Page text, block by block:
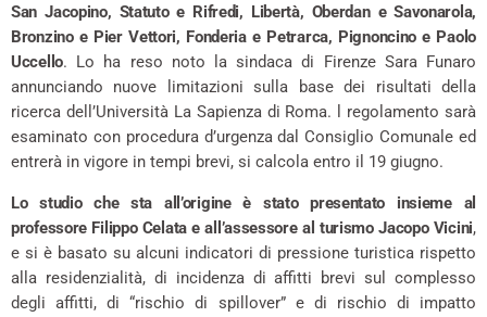
San Jacopino, Statuto e Rifredi, Libertà, Oberdan e Savonarola,
Bronzino e Pier Vettori, Fonderia e Petrarca, Pignoncino e Paolo
Uccello. Lo ha reso noto la sindaca di Firenze Sara Funaro
annunciando nuove limitazioni sulla base dei risultati della
ricerca dell’Università La Sapienza di Roma. l regolamento sarà
esaminato con procedura d’urgenza dal Consiglio Comunale ed
entrerà in vigore in tempi brevi, si calcola entro il 19 giugno.
Lo studio che sta all’origine è stato presentato insieme al
professore Filippo Celata e all’assessore al turismo Jacopo Vicini,
e si è basato su alcuni indicatori di pressione turistica rispetto
alla residenzialità, di incidenza di affitti brevi sul complesso
degli affitti, di “rischio di spillover” e di rischio di impatto